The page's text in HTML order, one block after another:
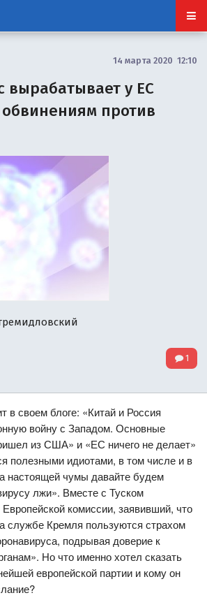
14 марта 2020 12:10
вырабатывает у ЕС
против
1
в своем блоге: «Китай и Россия
войну с Западом. Основные
из США» и «ЕС ничего не делает»
полезными идиотами, в том числе и в
настоящей чумы давайте будем
лжи». Вместе с Туском
Европейской комиссии, заявивший, что
службе Кремля пользуются страхом
подрывая доверие к
Но что именно хотел сказать
европейской партии и кому он